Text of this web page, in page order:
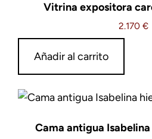
Vitrina expositora
2.170 €
Añadir al carrito
Cama antigua